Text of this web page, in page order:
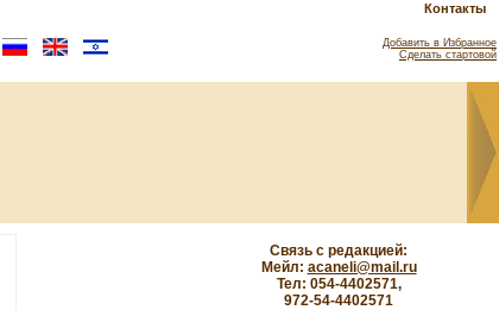
Контакты
Добавить в Избранное
Сделать стартовой
Связь с редакцией:
Мейл: acaneli@mail.ru
Тел: 054-4402571,
972-54-4402571